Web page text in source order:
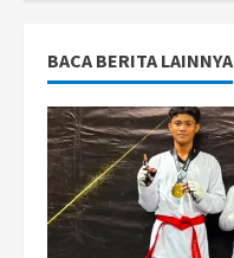
BACA BERITA LAINNYA